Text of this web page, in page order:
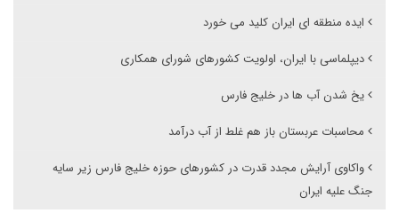
ایده منطقه ای ایران کلید می خورد
دیپلماسی با ایران، اولویت کشورهای شورای همکاری
یخ شدن آب ها در خلیج فارس
محاسبات عربستان باز هم غلط از آب درآمد
واکاوی آرایش مجدد قدرت در کشورهای حوزه خلیج فارس زیر سایه
جنگ علیه ایران